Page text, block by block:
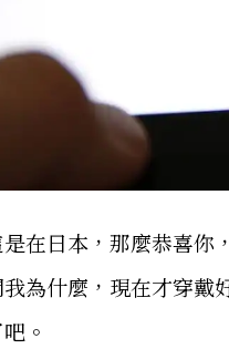
在日本，那麼恭喜你
為什麼，現在才穿戴
。